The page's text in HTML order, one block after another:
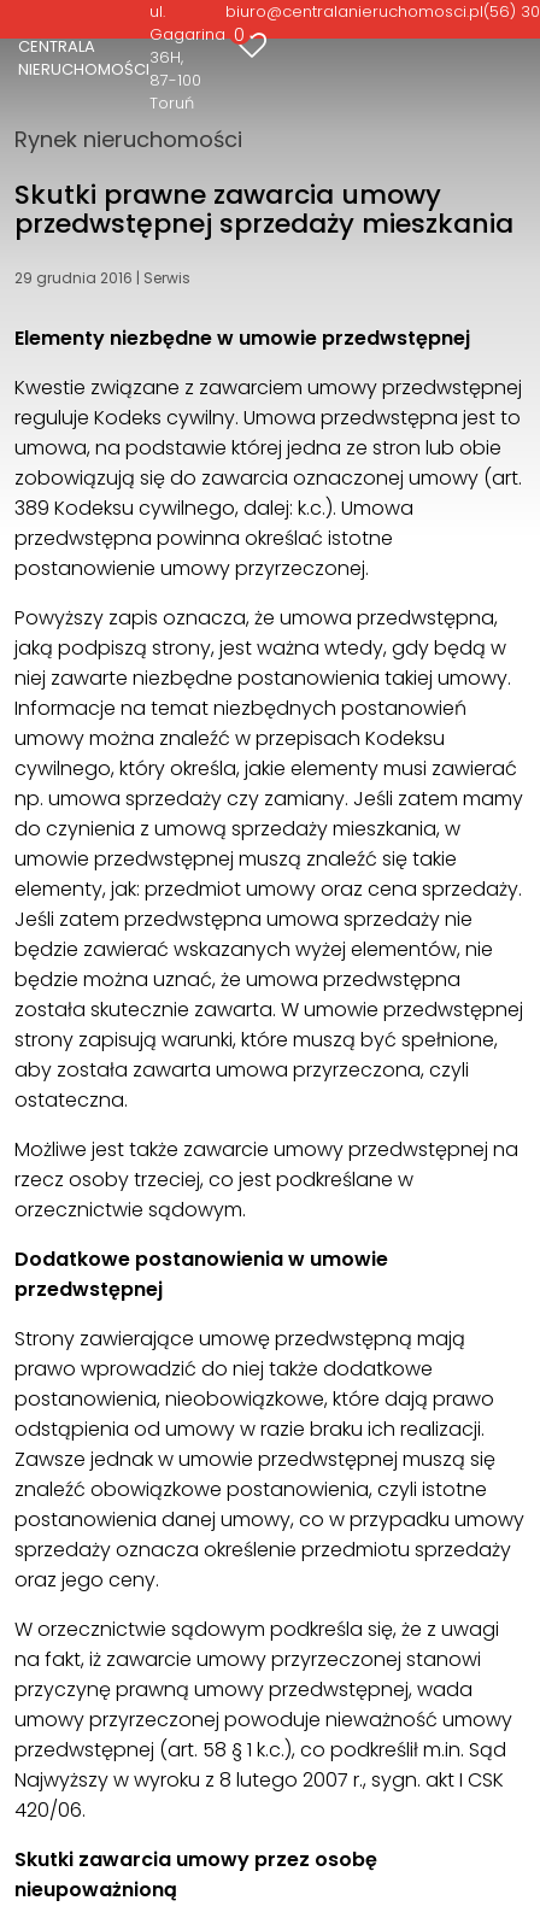
CENTRALA
NIERUCHOMOŚCI
ul.
Gagarina
36H
87-100
Toruń
biuro@centralanieruchomosci.pl(56)
0
Rynek nieruchomości
Skutki prawne zawarcia umowy
przedwstępnej sprzedaży mieszkania
29 grudnia 2016 | Serwis
Elementy niezbędne w umowie przedwstępnej
Kwestie związane z zawarciem umowy przedwstępnej
reguluje Kodeks cywilny. Umowa przedwstępna jest to
umowa, na podstawie której jedna ze stron lub obie
zobowiązują się do zawarcia oznaczonej umowy (art.
389 Kodeksu cywilnego, dalej: k.c.). Umowa
przedwstępna powinna określać istotne
postanowienie umowy przyrzeczonej.
Powyższy zapis oznacza, że umowa przedwstępna,
jaką podpiszą strony, jest ważna wtedy, gdy będą w
niej zawarte niezbędne postanowienia takiej umowy.
Informacje na temat niezbędnych postanowień
umowy można znaleźć w przepisach Kodeksu
cywilnego, który określa, jakie elementy musi zawierać
np. umowa sprzedaży czy zamiany. Jeśli zatem mamy
do czynienia z umową sprzedaży mieszkania, w
umowie przedwstępnej muszą znaleźć się takie
elementy, jak: przedmiot umowy oraz cena sprzedaży.
Jeśli zatem przedwstępna umowa sprzedaży nie
będzie zawierać wskazanych wyżej elementów, nie
będzie można uznać, że umowa przedwstępna
została skutecznie zawarta. W umowie przedwstępnej
strony zapisują warunki, które muszą być spełnione,
aby została zawarta umowa przyrzeczona, czyli
ostateczna.
Możliwe jest także zawarcie umowy przedwstępnej na
rzecz osoby trzeciej, co jest podkreślane w
orzecznictwie sądowym.
Dodatkowe postanowienia w umowie
przedwstępnej
Strony zawierające umowę przedwstępną mają
prawo wprowadzić do niej także dodatkowe
postanowienia, nieobowiązkowe, które dają prawo
odstąpienia od umowy w razie braku ich realizacji.
Zawsze jednak w umowie przedwstępnej muszą się
znaleźć obowiązkowe postanowienia, czyli istotne
postanowienia danej umowy, co w przypadku umowy
sprzedaży oznacza określenie przedmiotu sprzedaży
oraz jego ceny.
W orzecznictwie sądowym podkreśla się, że z uwagi
na fakt, iż zawarcie umowy przyrzeczonej stanowi
przyczynę prawną umowy przedwstępnej, wada
umowy przyrzeczonej powoduje nieważność umowy
przedwstępnej (art. 58 § 1 k.c.), co podkreślił m.in. Sąd
Najwyższy w wyroku z 8 lutego 2007 r., sygn. akt I CSK
420/06.
Skutki zawarcia umowy przez osobę
nieupoważnioną